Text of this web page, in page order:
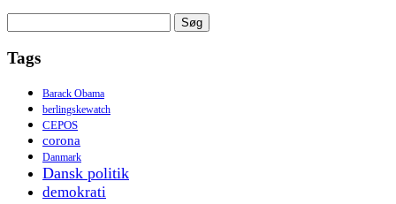
efter:
Tags
Barack Obama
berlingskewatch
CEPOS
corona
Danmark
Dansk politik
demokrati